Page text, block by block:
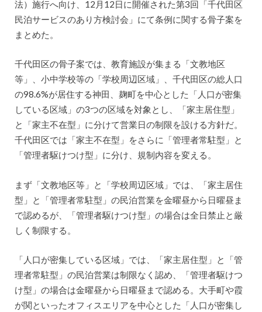
法）施行へ向け、12月12日に開催された第3回「千代田区
民泊サービスのあり方検討会」にて条例に関する骨子案を
まとめた。
千代田区の骨子案では、教育施設が集まる「文教地区
等」、小中学校等の「学校周辺区域」、千代田区の総人口
の98.6%が居住する神田、麹町を中心とした「人口が密集
している区域」の3つの区域を対象とし、「家主居住型」
と「家主不在型」に分けて営業日の制限を設ける方針だ。
千代田区では「家主不在型」をさらに「管理者常駐型」と
「管理者駆けつけ型」に分け、規制内容を変える。
まず「文教地区等」と「学校周辺区域」では、「家主居住
型」と「管理者常駐型」の民泊営業を金曜昼から日曜昼ま
で認めるが、「管理者駆けつけ型」の場合は全日禁止と厳
しく制限する。
「人口が密集している区域」では、「家主居住型」と「管
理者常駐型」の民泊営業は制限なく認め、「管理者駆けつ
け型」の場合は金曜昼から日曜昼まで認める。大手町や霞
が関といったオフィスエリアを中心とした「人口が密集し